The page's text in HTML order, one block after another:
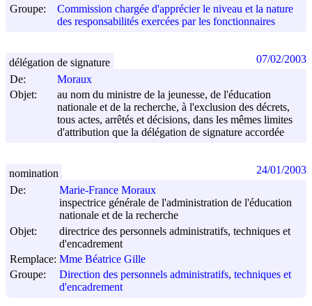
Groupe:
Commission chargée d'apprécier le niveau et la nature
des responsabilités exercées par les fonctionnaires
De:
Moraux
Objet:
au nom du ministre de la jeunesse, de l'éducation
nationale et de la recherche, à l'exclusion des décrets,
tous actes, arrêtés et décisions, dans les mêmes limites
d'attribution que la délégation de signature accordée
délégation de signature 07/02/2003
De:
Marie-France Moraux
inspectrice générale de l'administration de l'éducation
nationale et de la recherche
Objet:
directrice des personnels administratifs, techniques et
d'encadrement
Remplace: Mme Béatrice Gille
Groupe:
Direction des personnels administratifs, techniques et
d'encadrement
nomination 24/01/2003